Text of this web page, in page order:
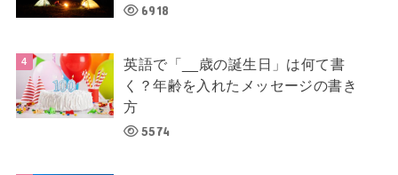
6918
英語で「__歳の誕生日」は何て書
く？年齢を入れたメッセージの書き
方
5574